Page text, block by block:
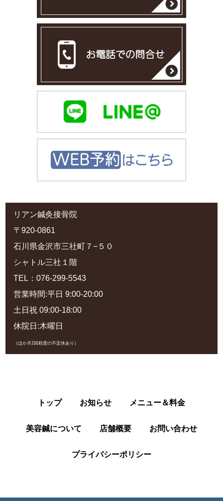
リアン鍼灸接骨院
〒920-0861
石川県金沢市三社町７−５０
シャトル三社１階
TEL：076-299-5543
営業時間:平日 9:00-20:00
土日祝 09:00-18:00
休院日:木曜日
（ほか月2回程度の不定休あり）
トップ お知らせ メニュー＆料金
美容鍼について 店舗概要 お問い合わせ
プライバシーポリシー